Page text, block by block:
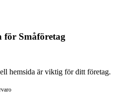
för Småföretag
hemsida är viktig för ditt företag.